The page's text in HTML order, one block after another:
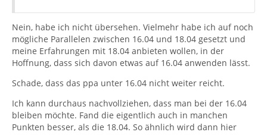
Nein, habe ich nicht übersehen. Vielmehr habe ich auf noch
mögliche Parallelen zwischen 16.04 und 18.04 gesetzt und
meine Erfahrungen mit 18.04 anbieten wollen, in der
Hoffnung, dass sich davon etwas auf 16.04 anwenden lässt.
Schade, dass das ppa unter 16.04 nicht weiter reicht.
Ich kann durchaus nachvollziehen, dass man bei der 16.04
bleiben möchte. Fand die eigentlich auch in manchen
Punkten besser, als die 18.04. So ähnlich wird dann hier